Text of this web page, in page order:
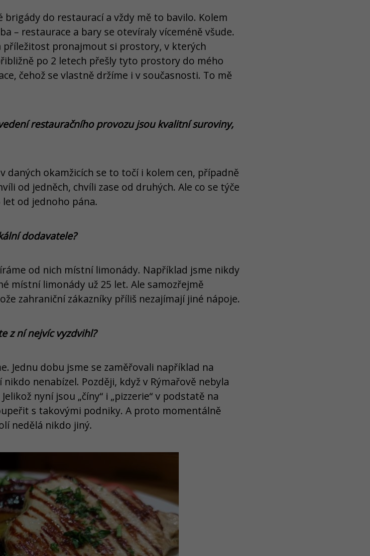
brigády do restaurací a vždy mě to bavilo. Kolem
– restaurace a bary se otevíraly víceméně všude.
příležitost pronajmout si prostory, v kterých
po 2 letech přešly tyto prostory do mého
čehož se vlastně držíme i v současnosti. To mě
restauračního provozu jsou kvalitní suroviny,
daných okamžicích se to točí i kolem cen, případně
od jedněch, chvíli zase od druhých. Ale co se týče
od jednoho pána.
dodavatele?
od nich místní limonády. Například jsme nikdy
místní limonády už 25 let. Ale samozřejmě
zahraniční zákazníky příliš nezajímají jiné nápoje.
z ní nejvíc vyzdvihl?
Jednu dobu jsme se zaměřovali například na
nenabízel. Později, když v Rýmařově nebyla
nyní jsou „číny“ i „pizzerie“ v podstatě na
s takovými podniky. A proto momentálně
nedělá nikdo jiný.